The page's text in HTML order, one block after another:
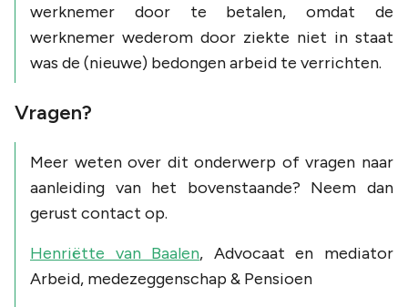
werknemer door te betalen, omdat de
werknemer wederom door ziekte niet in staat
was de (nieuwe) bedongen arbeid te verrichten.
Vragen?
Meer weten over dit onderwerp of vragen naar
aanleiding van het bovenstaande? Neem dan
gerust contact op.
Henriëtte van Baalen, Advocaat en mediator
Arbeid, medezeggenschap & Pensioen